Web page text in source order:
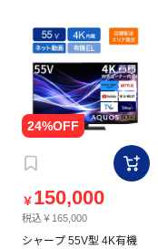
￥ 150,000
税込￥165,000
シャープ 55V型 4K有機